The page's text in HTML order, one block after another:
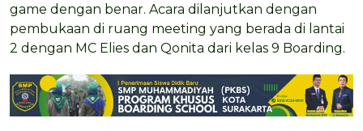
game dengan benar. Acara dilanjutkan dengan
pembukaan di ruang meeting yang berada di lantai
2 dengan MC Elies dan Qonita dari kelas 9 Boarding.